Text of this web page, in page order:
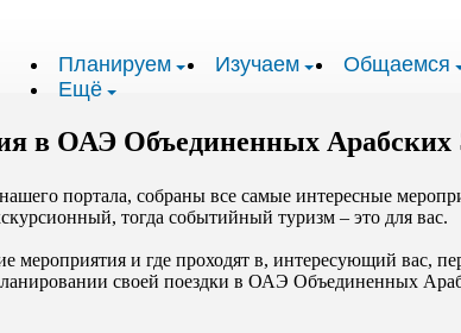
Планируем Изучаем Общаемся
Ещё
в ОАЭ Объединенных Арабских
портала, собраны все самые интересные
тогда событийный туризм – это для вас.
мероприятия и где проходят в, интересующий
своей поездки в ОАЭ Объединенных